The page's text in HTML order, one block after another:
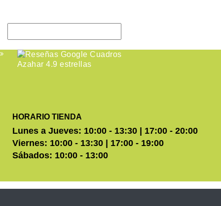
HORARIO TIENDA
Lunes a Jueves: 10:00 - 13:30 | 17:00 - 20:00
Viernes: 10:00 - 13:30 | 17:00 - 19:00
Sábados: 10:00 - 13:00